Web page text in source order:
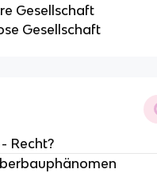
Gesellschaft
Gesellschaft
Recht?